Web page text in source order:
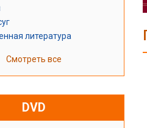
литература
Смотреть все
DVD